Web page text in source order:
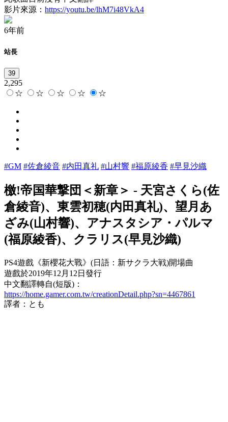
影片來源： https://youtu.be/lhM7i48VkA4
6年前
站長
39
2,295
☆
☆ ☆ ☆ ☆
#GM #佐倉綾音 #内田真礼 #山村響 #福原綾香 #早見沙織
檄!帝国華撃団＜新章＞ - 天宮さくら(佐
倉綾音)、東雲初穂(内田真礼)、望月あ
ざみ(山村響)、アナスタシア・パルマ
(福原綾香)、クラリス(早見沙織)
PS4遊戲《新櫻花大戰》(日語：新サクラ大戦)開場曲
遊戲於2019年12月12日發行
中文翻譯轉自(短版)：
https://home.gamer.com.tw/creationDetail.php?sn=4467861
譯者：とも